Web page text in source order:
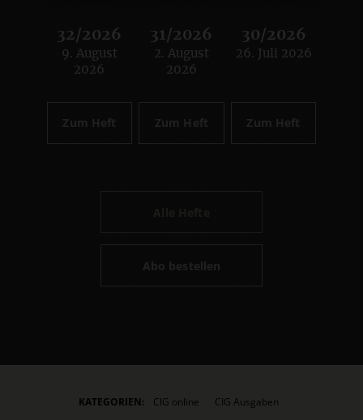
32/2026
:
9. August
2026
Zum Heft
31/2026
:
2. August
2026
Zum Heft
30/2026
:
26. Juli 2026
Zum Heft
Abo bestellen
KATEGORIEN: CIG online CIG Ausgaben